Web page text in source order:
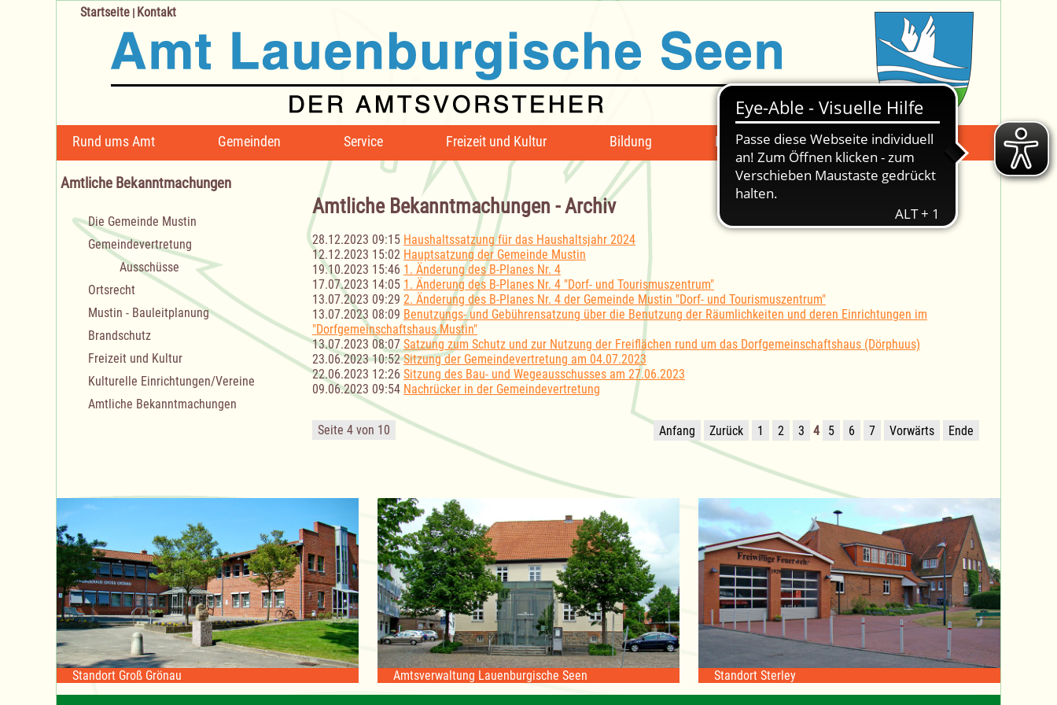
Navigation
überspringen
Rund ums Amt Gemeinden Service Freizeit und Kultur Bildung Mängelmeldung Suche -
Startseite | Kontakt
Amtliche Bekanntmachungen - Archiv
28.12.2023 09:15 Haushaltssatzung für das Haushaltsjahr 2024
12.12.2023 15:02 Hauptsatzung der Gemeinde Mustin
19.10.2023 15:46 1. Änderung des B-Planes Nr. 4
17.07.2023 14:05 1. Änderung des B-Planes Nr. 4 "Dorf- und Tourismuszentrum"
13.07.2023 09:29 2. Änderung des B-Planes Nr. 4 der Gemeinde Mustin "Dorf- und Tourismuszentrum"
13.07.2023 08:09 Benutzungs- und Gebührensatzung über die Benutzung der Räumlichkeiten und deren Einrichtungen im
"Dorfgemeinschaftshaus Mustin"
13.07.2023 08:07 Satzung zum Schutz und zur Nutzung der Freiflächen rund um das Dorfgemeinschaftshaus (Dörphuus)
23.06.2023 10:52 Sitzung der Gemeindevertretung am 04.07.2023
22.06.2023 12:26 Sitzung des Bau- und Wegeausschusses am 27.06.2023
09.06.2023 09:54 Nachrücker in der Gemeindevertretung
Seite 4 von 10 Anfang Zurück 1 2 3 4 5 6 7 Vorwärts Ende
Amtliche Bekanntmachungen
Navigation
überspringen
Die Gemeinde Mustin
Gemeindevertretung
Ausschüsse
Ortsrecht
Mustin - Bauleitplanung
Brandschutz
Freizeit und Kultur
Kulturelle Einrichtungen/Vereine
Amtliche Bekanntmachungen
Standort Groß Grönau Amtsverwaltung Lauenburgische Seen Standort Sterley